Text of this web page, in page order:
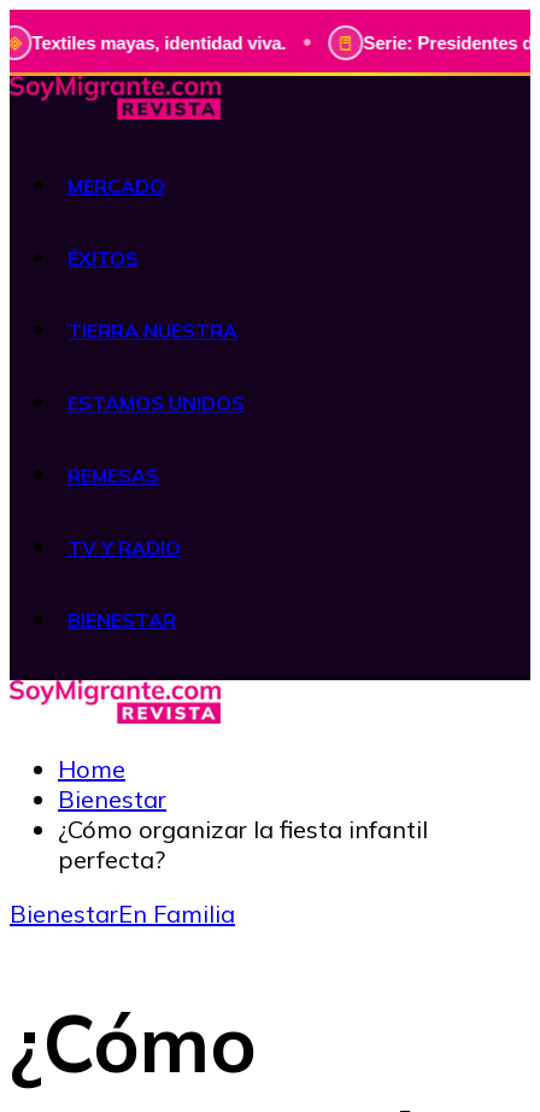
mayas, identidad viva. • Serie: Presidentes de
MERCADO
ÉXITOS
TIERRA NUESTRA
ESTAMOS UNIDOS
REMESAS
TV Y RADIO
BIENESTAR
Home
Bienestar
¿Cómo organizar la fiesta infantil
perfecta?
BienestarEn Familia
¿Cómo